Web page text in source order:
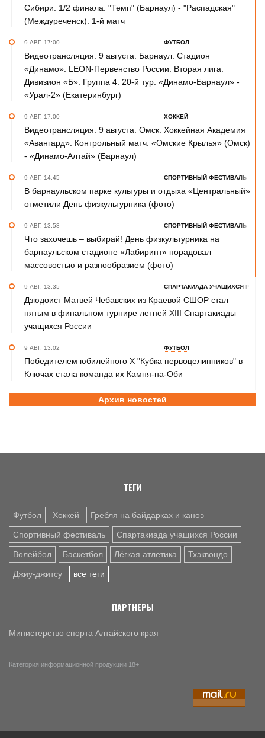
Сибири. 1/2 финала. "Темп" (Барнаул) - "Распадская"
(Междуреченск). 1-й матч
9 АВГ. 17:00 ФУТБОЛ
Видеотрансляция. 9 августа. Барнаул. Стадион
«Динамо». LEON-Первенство России. Вторая лига.
Дивизион «Б». Группа 4. 20-й тур. «Динамо-Барнаул» -
«Урал-2» (Екатеринбург)
9 АВГ. 17:00 ХОККЕЙ
Видеотрансляция. 9 августа. Омск. Хоккейная Академия
«Авангард». Контрольный матч. «Омские Крылья» (Омск)
- «Динамо-Алтай» (Барнаул)
9 АВГ. 14:45 СПОРТИВНЫЙ ФЕСТИВАЛЬ
В барнаульском парке культуры и отдыха «Центральный»
отметили День физкультурника (фото)
9 АВГ. 13:58 СПОРТИВНЫЙ ФЕСТИВАЛЬ
Что захочешь – выбирай! День физкультурника на
барнаульском стадионе «Лабиринт» порадовал
массовостью и разнообразием (фото)
9 АВГ. 13:35 СПАРТАКИАДА УЧАЩИХСЯ
Дзюдоист Матвей Чебавских из Краевой СШОР стал
пятым в финальном турнире летней XIII Спартакиады
учащихся России
9 АВГ. 13:02 ФУТБОЛ
Победителем юбилейного Х "Кубка первоцелинников" в
Ключах стала команда их Камня-на-Оби
ВОЛЕЙБОЛ
Как волейболисты барнаульского «Университета»
предсезонном матче - 1:4 (фото)
В Барнауле прошли всероссийские соревнования по
баскетболу 3×3 «Оранжевый мяч» (фото)
Архив новостей
ТЕГИ
Футбол Хоккей Гребля на байдарках и каноэ
Спортивный фестиваль Спартакиада учащихся России
Волейбол Баскетбол Лёгкая атлетика Тхэквондо
Джиу-джитсу все теги
ПАРТНЕРЫ
Министерство спорта Алтайского края
Категория информационной продукции 18+